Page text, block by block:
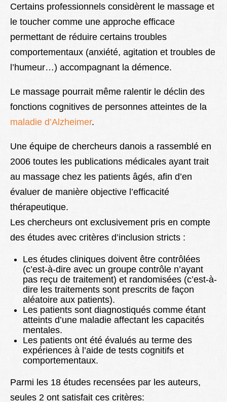
Certains professionnels considèrent le massage et
le toucher comme une approche efficace
permettant de réduire certains troubles
comportementaux (anxiété, agitation et troubles de
l’humeur…) accompagnant la démence.
Le massage pourrait même ralentir le déclin des
fonctions cognitives de personnes atteintes de la
maladie d’Alzheimer.
Une équipe de chercheurs danois a rassemblé en
2006 toutes les publications médicales ayant trait
au massage chez les patients âgés, afin d’en
évaluer de manière objective l’efficacité
thérapeutique.
Les chercheurs ont exclusivement pris en compte
des études avec critères d’inclusion stricts :
Les études cliniques doivent être contrôlées
(c’est-à-dire avec un groupe contrôle n’ayant
pas reçu de traitement) et randomisées (c’est-à-
dire les traitements sont prescrits de façon
aléatoire aux patients).
Les patients sont diagnostiqués comme étant
atteints d’une maladie affectant les capacités
mentales.
Les patients ont été évalués au terme des
expériences à l’aide de tests cognitifs et
comportementaux.
Parmi les 18 études recensées par les auteurs,
seules 2 ont satisfait ces critères: